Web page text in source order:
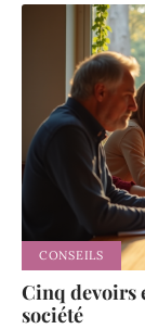
CONSEILS
Cinq devoirs
société